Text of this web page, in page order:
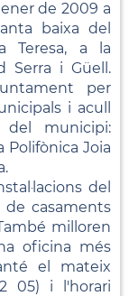
de 2009 a
baixa del
Teresa, a la
Serra i Güell.
per
i acull
municipi:
Polifònica Joia
del
casaments
milloren
oficina més
el mateix
05) i l'horari